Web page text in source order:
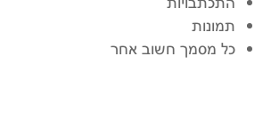
תמונות
כל מסמך חשוב אחר